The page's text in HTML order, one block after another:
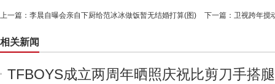
上一篇： 李晨自曝会亲自下厨给范冰冰做饭暂无结婚打算(图) 下一篇： 卫视跨年搅
相关新闻
TFBOYS成立两周年晒照庆祝比剪刀手搭